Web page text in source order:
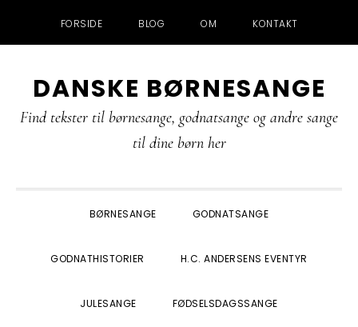
FORSIDE BLOG OM KONTAKT
direkte
til
indhold
direkte
til
direkte
til
DANSKE BØRNESANGE
Find tekster til børnesange, godnatsange og andre sange
til dine børn her
BØRNESANGE GODNATSANGE
GODNATHISTORIER H.C. ANDERSENS EVENTYR
JULESANGE FØDSELSDAGSSANGE